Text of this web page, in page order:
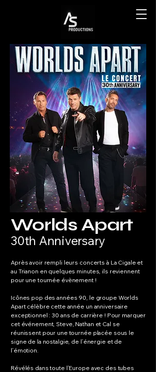
Worlds Apart
30th Anniversary
Après avoir rempli leurs concerts à La Cigale et
au Trianon en quelques minutes, ils reviennent
pour une tournée évènement !
Icônes pop des années 90, le groupe Worlds
Apart célèbre cette année un anniversaire
exceptionnel : 30 ans de carrière ! Pour marquer
cet événement, Steve, Nathan et Cal se
réunissent pour une tournée placée sous le
signe de la nostalgie, de l’énergie et de
l’émotion.
Révélés dans toute l’Europe avec des tubes